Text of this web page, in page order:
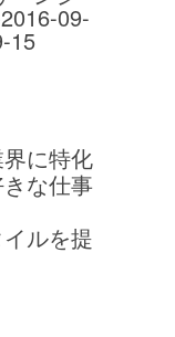
に特化
な仕事
ルを提